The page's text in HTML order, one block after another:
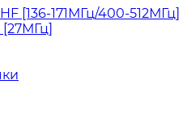
[136-171МГц/400-512МГц]